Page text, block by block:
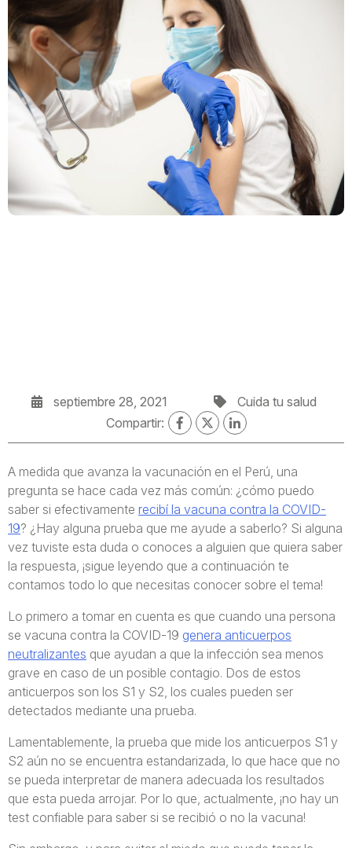
septiembre 28, 2021
Cuida tu salud
Compartir:
A medida que avanza la vacunación en el Perú, una
pregunta se hace cada vez más común: ¿cómo puedo
saber si efectivamente recibí la vacuna contra la COVID-
19? ¿Hay alguna prueba que me ayude a saberlo? Si alguna
vez tuviste esta duda o conoces a alguien que quiera saber
la respuesta, ¡sigue leyendo que a continuación te
contamos todo lo que necesitas conocer sobre el tema!
Lo primero a tomar en cuenta es que cuando una persona
se vacuna contra la COVID-19 genera anticuerpos
neutralizantes que ayudan a que la infección sea menos
grave en caso de un posible contagio. Dos de estos
anticuerpos son los S1 y S2, los cuales pueden ser
detectados mediante una prueba.
Lamentablemente, la prueba que mide los anticuerpos S1 y
S2 aún no se encuentra estandarizada, lo que hace que no
se pueda interpretar de manera adecuada los resultados
que esta pueda arrojar. Por lo que, actualmente, ¡no hay un
test confiable para saber si se recibió o no la vacuna!